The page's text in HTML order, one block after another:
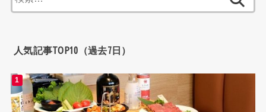
索:
人気記事TOP10（過去7日）